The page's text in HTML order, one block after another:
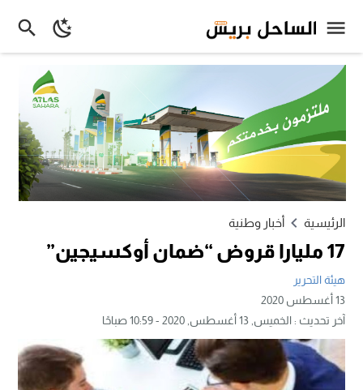
الرئيسية أخبار وطنية
17 مليارا قروض “ضمان أوكسيجين”
هيئة التحرير
13 أغسطس 2020
آخر تحديث :الخميس, 13 أغسطس, 2020 - 10:59 صباحًا